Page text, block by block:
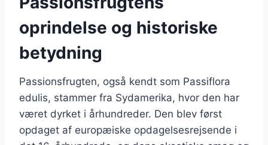
oprindelse og historiske
betydning
Passionsfrugten, også kendt som Passiflora
edulis, stammer fra Sydamerika, hvor den har
været dyrket i århundreder. Den blev først
opdaget af europæiske opdagelsesrejsende i